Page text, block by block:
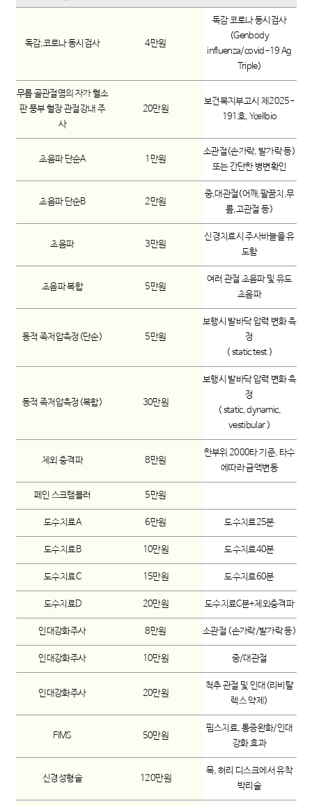
독감,코로나 동시검사 4만원
독감 코로나 동시검사
(Genbody
influenza/covid-19 Ag
Triple)
무릎 골관절염의 자가 혈소
판 풍부 혈장 관절강내 주
사
20만원
보건복지부고시 제2025-
191호, Ycellbio
초음파 단순A 1만원
소관절(손가락, 발가락 등)
또는 간단한 병변확인
초음파 단순B 2만원
중,대관절(어깨,팔꿈치,무
릎,고관절 등)
초음파 3만원
신경치료시 주사바늘을 유
도함
초음파 복합 5만원
여러 관절 초음파 및 유도
초음파
동적 족저압측정(단순) 5만원
보행시 발바닥 압력 변화 측
정
( static test )
동적 족저압측정(복합) 30만원
보행시 발바닥 압력 변화 측
정
( static, dynamic,
vestibular )
체외 충격파 8만원
한부위 2000타 기준, 타수
에따라 금액변동
페인 스크램블러 5만원
도수치료A 6만원 도수치료25분
도수치료B 10만원 도수치료40분
도수치료C 15만원 도수치료60분
도수치료D 20만원 도수치료C분+체외충격파
인대강화주사 8만원 소관절 (손가락/발가락 등)
인대강화주사 10만원 중/대관절
인대강화주사 20만원
척추 관절 및 인대(리비탈
렉스 약제)
FIMS 50만원
핌스치료, 통증완화/인대
강화 효과
신경성형술 120만원
목, 허리 디스크에서 유착
박리술